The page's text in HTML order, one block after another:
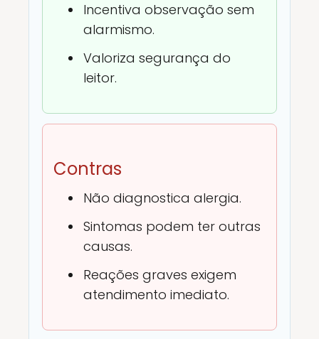
Incentiva observação sem
alarmismo.
Valoriza segurança do
leitor.
Contras
Não diagnostica alergia.
Sintomas podem ter outras
causas.
Reações graves exigem
atendimento imediato.